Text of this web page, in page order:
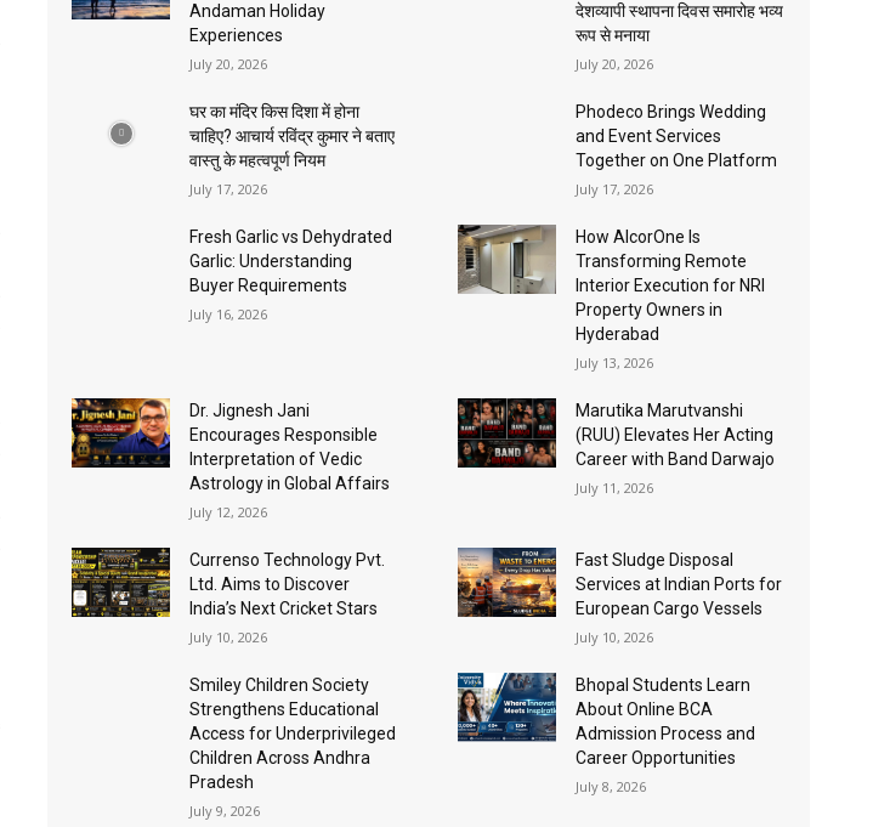
Andaman Holiday
Experiences
July 20, 2026
देशव्यापी स्थापना दिवस समारोह भव्य
रूप से मनाया
July 20, 2026
घर का मंदिर किस दिशा में होना
चाहिए? आचार्य रविंद्र कुमार ने बताए
वास्तु के महत्वपूर्ण नियम
July 17, 2026
Phodeco Brings Wedding
and Event Services
Together on One Platform
July 17, 2026
Fresh Garlic vs Dehydrated
Garlic: Understanding
Buyer Requirements
July 16, 2026
How AlcorOne Is
Transforming Remote
Interior Execution for NRI
Property Owners in
Hyderabad
July 13, 2026
Dr. Jignesh Jani
Encourages Responsible
Interpretation of Vedic
Astrology in Global Affairs
July 12, 2026
Marutika Marutvanshi
(RUU) Elevates Her Acting
Career with Band Darwajo
July 11, 2026
Currenso Technology Pvt.
Ltd. Aims to Discover
India’s Next Cricket Stars
July 10, 2026
Fast Sludge Disposal
Services at Indian Ports for
European Cargo Vessels
July 10, 2026
Smiley Children Society
Strengthens Educational
Access for Underprivileged
Children Across Andhra
Pradesh
July 9, 2026
Bhopal Students Learn
About Online BCA
Admission Process and
Career Opportunities
July 8, 2026